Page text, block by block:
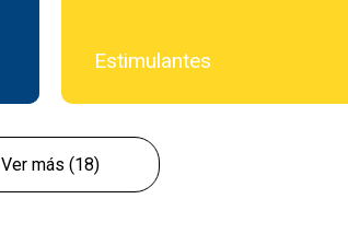
Estimulantes
Ver más (18)